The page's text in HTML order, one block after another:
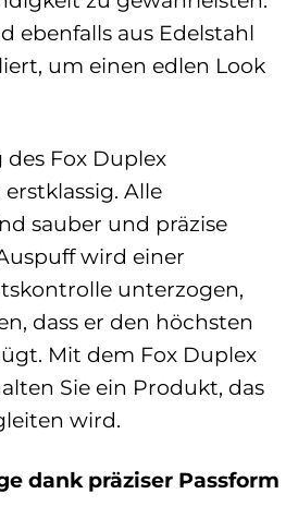
ebenfalls aus Edelstahl
um einen edlen Look
Fox Duplex
Alle
sauber und präzise
wird einer
unterzogen,
dass er den höchsten
Mit dem Fox Duplex
Sie ein Produkt, das
wird.
dank präziser Passform